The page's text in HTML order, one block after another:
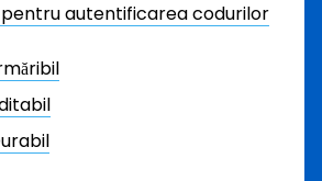
autentificarea codurilor